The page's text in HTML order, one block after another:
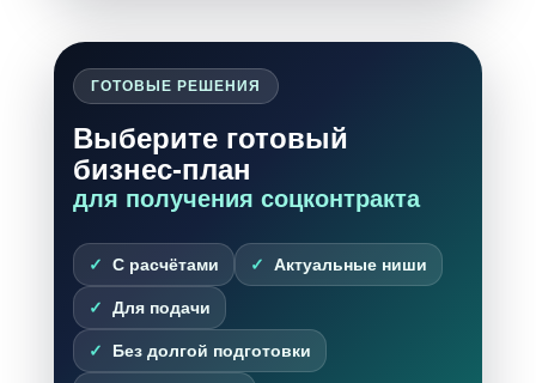
ГОТОВЫЕ РЕШЕНИЯ
Выберите готовый
бизнес-план
для получения соцконтракта
С расчётами Актуальные ниши
Для подачи
Без долгой подготовки